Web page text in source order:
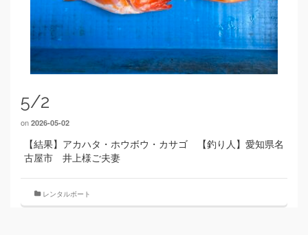
5/2
on 2026-05-02
【結果】アカハタ・ホウボウ・カサゴ 【釣り人】愛知県名
古屋市 井上様ご夫妻
レンタルボート